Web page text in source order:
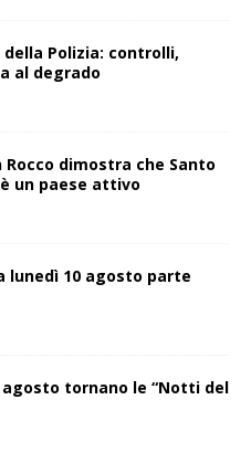
Polizia: controlli,
al degrado
Rocco dimostra che Santo
un paese attivo
lunedì 10 agosto parte
agosto tornano le “Notti del